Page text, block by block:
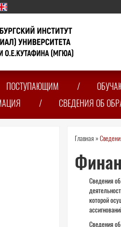
ПОСТУПАЮЩИМ
СВЕДЕНИЯ ОБ
Вы
здесь
Главная »
Сведения
которой
Сведения